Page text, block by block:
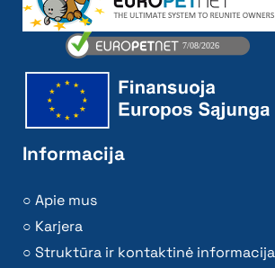
Informacija
Apie mus
Karjera
Struktūra ir kontaktinė informacija